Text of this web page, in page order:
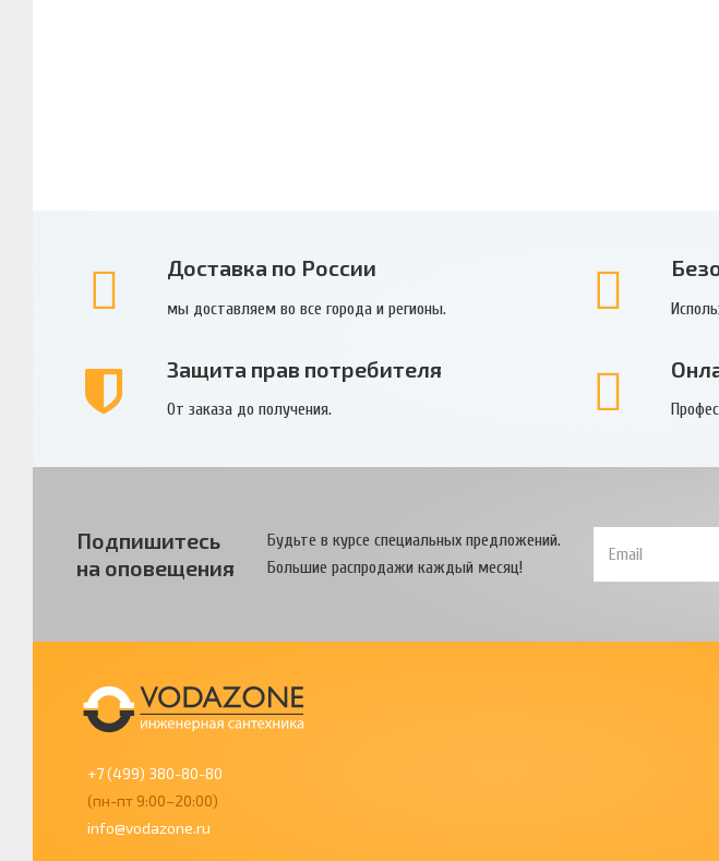
Доставка по России
мы доставляем во все города и регионы.
Защита прав потребителя
От заказа до получения.
Подпишитесь
на оповещения
Будьте в курсе специальных предложений.
Большие распродажи каждый месяц!
+7 (499) 380-80-80
(пн-пт 9:00–20:00)
info@vodazone.ru